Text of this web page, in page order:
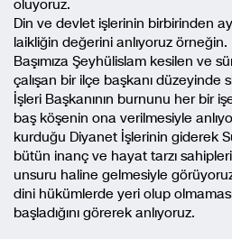
oluyoruz.
Din ve devlet işlerinin birbirinden
laikliğin değerini anlıyoruz örneğin.
Başımıza Şeyhülislam kesilen ve
çalışan bir ilçe başkanı
İşleri Başkanının burnunu her bir
baş köşenin ona verilmesiyle
kurduğu Diyanet İşlerinin giderek
bütün inanç ve hayat tarzı
unsuru haline gelmesiyle
dini hükümlerde yeri olup
başladığını görerek anlıyoruz.